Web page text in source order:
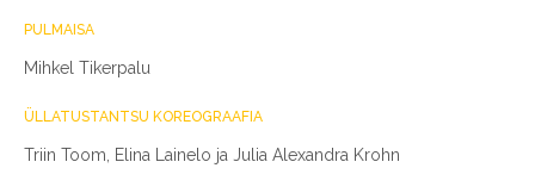
PULMAISA
Mihkel Tikerpalu
ÜLLATUSTANTSU KOREOGRAAFIA
Triin Toom, Elina Lainelo ja Julia Alexandra Krohn